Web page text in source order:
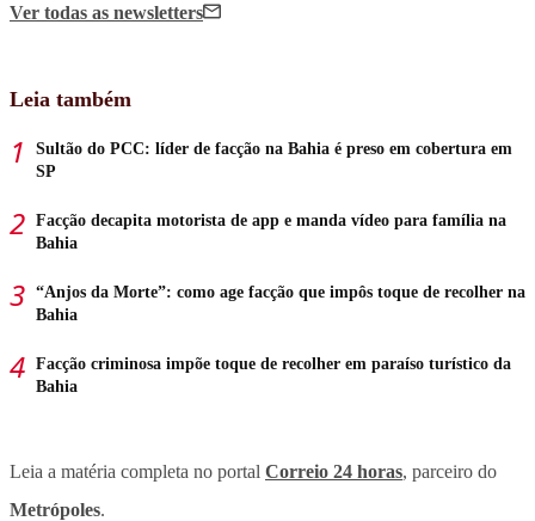
Ver todas as newsletters
Leia também
Sultão do PCC: líder de facção na Bahia é preso em cobertura em
SP
Facção decapita motorista de app e manda vídeo para família na
Bahia
“Anjos da Morte”: como age facção que impôs toque de recolher na
Bahia
Facção criminosa impõe toque de recolher em paraíso turístico da
Bahia
Leia a matéria completa no portal Correio 24 horas, parceiro do
Metrópoles.